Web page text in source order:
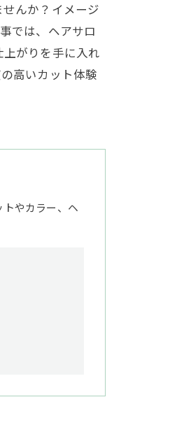
んか？イメージ
では、ヘアサロ
がりを手に入れ
高いカット体験
やカラー、ヘ